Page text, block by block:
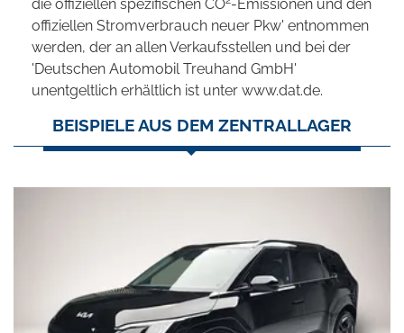
die offiziellen spezifischen CO -Emissionen und den
offiziellen Stromverbrauch neuer Pkw' entnommen
werden, der an allen Verkaufsstellen und bei der
'Deutschen Automobil Treuhand GmbH'
unentgeltlich erhältlich ist unter www.dat.de.
BEISPIELE AUS DEM ZENTRALLAGER